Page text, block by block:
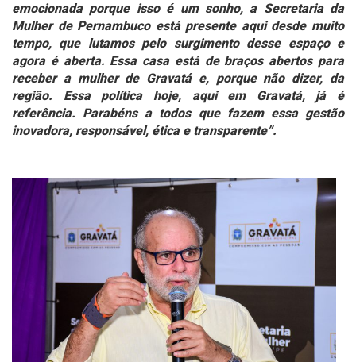
emocionada porque isso é um sonho, a Secretaria da
Mulher de Pernambuco está presente aqui desde muito
tempo, que lutamos pelo surgimento desse espaço e
agora é aberta. Essa casa está de braços abertos para
receber a mulher de Gravatá e, porque não dizer, da
região. Essa política hoje, aqui em Gravatá, já é
referência. Parabéns a todos que fazem essa gestão
inovadora, responsável, ética e transparente”.